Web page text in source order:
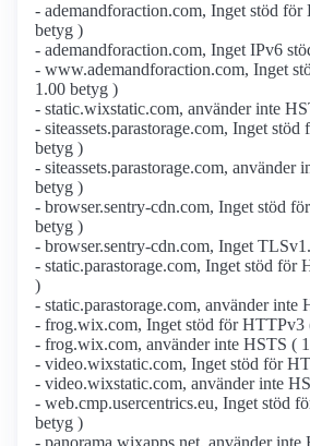
- ademandforaction.com, Inget stöd
betyg )
- ademandforaction.com, Inget IPv6
- www.ademandforaction.com, Inget
1.00 betyg )
- static.wixstatic.com, använder inte
- siteassets.parastorage.com, Inget
betyg )
- siteassets.parastorage.com, använder
betyg )
- browser.sentry-cdn.com, Inget stöd
betyg )
- browser.sentry-cdn.com, Inget
- static.parastorage.com, Inget stöd för
)
- static.parastorage.com, använder inte
- frog.wix.com, Inget stöd för HTTPv3
- frog.wix.com, använder inte HSTS (
- video.wixstatic.com, Inget stöd för
- video.wixstatic.com, använder inte
- web.cmp.usercentrics.eu, Inget stöd
betyg )
- panorama.wixapps.net, använder